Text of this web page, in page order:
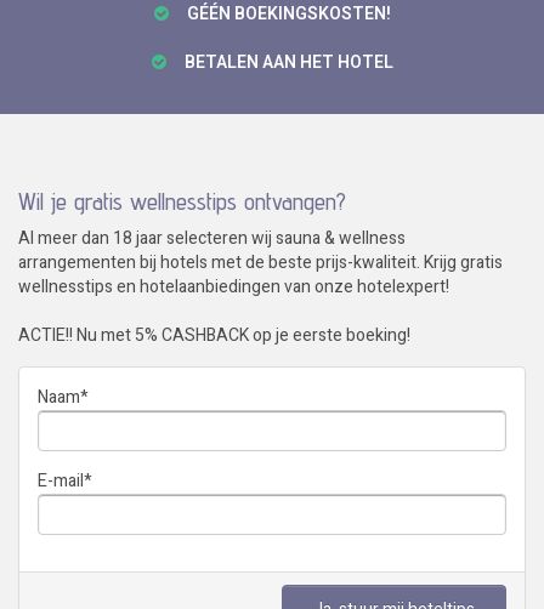
GÉÉN BOEKINGSKOSTEN!
BETALEN AAN HET HOTEL
Wil je gratis wellnesstips ontvangen?
Al meer dan 18 jaar selecteren wij sauna & wellness
arrangementen bij hotels met de beste prijs-kwaliteit. Krijg gratis
wellnesstips en hotelaanbiedingen van onze hotelexpert!
ACTIE!! Nu met 5% CASHBACK op je eerste boeking!
Naam*
E-mail*